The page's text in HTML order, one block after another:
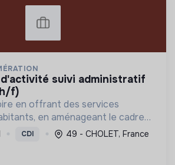
f)
en offrant des services
en aménageant le cadre
une transition écologique
via des politiques ambitieuses.
CDI 49 - CHOLET, France